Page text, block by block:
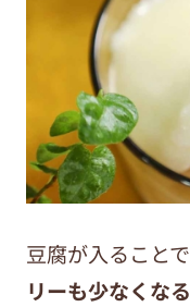
豆腐が入ることで
リーも少なくなる